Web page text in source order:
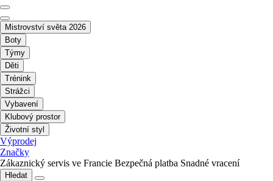
Mistrovství světa 2026
Boty
Týmy
Děti
Trénink
Strážci
Vybavení
Klubový prostor
Životní styl
Výprodej
Značky
Zákaznický servis ve Francie Bezpečná platba Snadné vracení
Hledat